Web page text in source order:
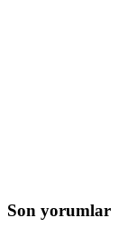
Son yorumlar